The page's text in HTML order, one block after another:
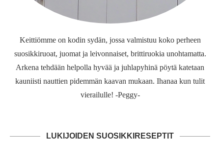
Keittiömme on kodin sydän, jossa valmistuu koko perheen
suosikkiruoat, juomat ja leivonnaiset, brittiruokia unohtamatta.
Arkena tehdään helpolla hyvää ja juhlapyhinä pöytä katetaan
kauniisti nauttien pidemmän kaavan mukaan. Ihanaa kun tulit
vierailulle! -Peggy-
LUKIJOIDEN SUOSIKKIRESEPTIT